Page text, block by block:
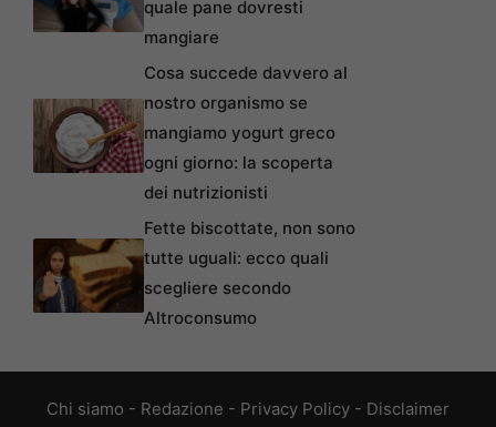
quale pane dovresti
mangiare
Cosa succede davvero al
nostro organismo se
mangiamo yogurt greco
ogni giorno: la scoperta
dei nutrizionisti
Fette biscottate, non sono
tutte uguali: ecco quali
scegliere secondo
Altroconsumo
Chi siamo - Redazione - Privacy Policy - Disclaimer